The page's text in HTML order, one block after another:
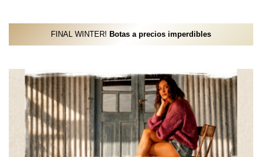
FINAL WINTER! Botas a precios imperdibles